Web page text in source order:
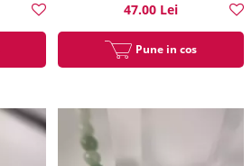
47.00 Lei
Pune in cos